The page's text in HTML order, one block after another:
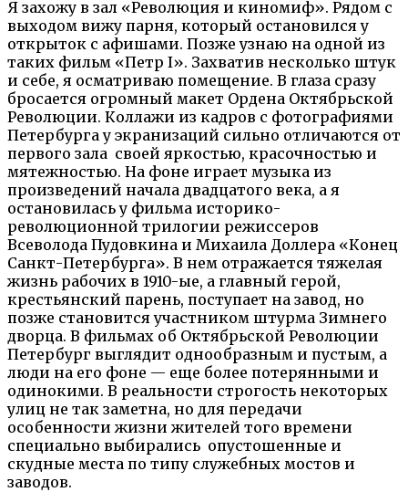
Я захожу в зал «Революция и киномиф». Рядом с
выходом вижу парня, который остановился у
открыток с афишами. Позже узнаю на одной из
таких фильм «Петр I». Захватив несколько штук
и себе, я осматриваю помещение. В глаза сразу
бросается огромный макет Ордена Октябрьской
Революции. Коллажи из кадров с фотографиями
Петербурга у экранизаций сильно отличаются от
первого зала своей яркостью, красочностью и
мятежностью. На фоне играет музыка из
произведений начала двадцатого века, а я
остановилась у фильма историко-
революционной трилогии режиссеров
Всеволода Пудовкина и Михаила Доллера «Конец
Санкт-Петербурга». В нем отражается тяжелая
жизнь рабочих в 1910-ые, а главный герой,
крестьянский парень, поступает на завод, но
позже становится участником штурма Зимнего
дворца. В фильмах об Октябрьской Революции
Петербург выглядит однообразным и пустым, а
люди на его фоне — еще более потерянными и
одинокими. В реальности строгость некоторых
улиц не так заметна, но для передачи
особенности жизни жителей того времени
специально выбирались опустошенные и
скудные места по типу служебных мостов и
заводов.